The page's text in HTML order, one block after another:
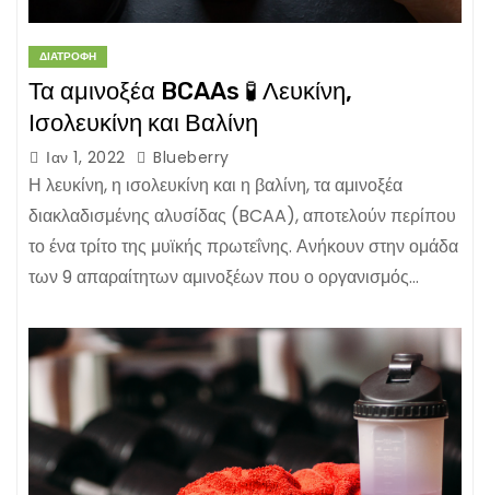
ΔΙΑΤΡΟΦΉ
Τα αμινοξέα BCAAs 🧪 Λευκίνη,
Ισολευκίνη και Βαλίνη
Ιαν 1, 2022 Blueberry
Η λευκίνη, η ισολευκίνη και η βαλίνη, τα αμινοξέα
διακλαδισμένης αλυσίδας (BCAA), αποτελούν περίπου
το ένα τρίτο της μυϊκής πρωτεΐνης. Ανήκουν στην ομάδα
των 9 απαραίτητων αμινοξέων που ο οργανισμός…